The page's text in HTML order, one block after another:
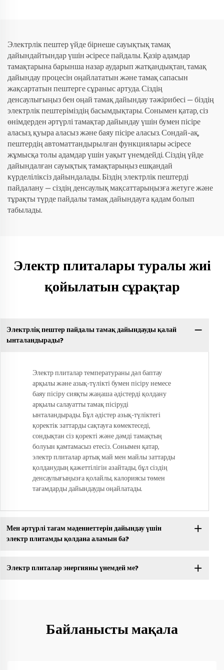
Электрлік пештер үйде бірнеше сауықтық тамақ
дайындайтындар үшін әсіресе пайдалы. Қазір адамдар
тамақтарына барынша назар аударып жатқандықтан, тамақ
дайындау процесін оңайлататын және тамақ сапасын
жақсартатын пештерге сұраныс артуда. Сіздің
денсаулығыңыз бен оңай тамақ дайындау тәжірибесі — біздің
электрлік пештеріміздің басымдықтары. Сонымен қатар, сіз
өнімдерден әртүрлі тамақтар дайындау үшін бумен пісіре
аласыз, қуыра аласыз және баяу пісіре аласыз. Сондай-ақ,
пештердің автоматтандырылған функциялары әсіресе
жұмысқа толы адамдар үшін уақыт үнемдейді. Сіздің үйде
дайындалған сауықтық тамақтарыңыз ешқандай
күрделіліксіз дайындалады. Біздің электрлік пештерді
пайдалану — сіздің денсаулық мақсаттарыңызға жетуге және
тұрақты түрде пайдалы тамақ дайындауға қадам болып
табылады.
Электр плиталары туралы жиі
қойылатын сұрақтар
Электрліқ пештер пайдалы тамақ дайындауды қалай
ынталандырады?
Электр плиталар температураны дәл баптау
арқылы және азық-түлікті бумен пісіру немесе
баяу пісіру сияқты жаңаша әдістерді қолдану
арқылы салауатты тамақ пісіруді
ынталандырады. Бұл әдістер азық-түліктегі
қоректік заттарды сақтауға көмектеседі,
сондықтан сіз қоректі және дәмді тамақтың
болуын қамтамасыз етесіз. Сонымен қатар,
электр плиталар артық май мен майлы заттарды
қолданудың қажеттілігін азайтады, бұл сіздің
денсаулығыңызға қолайлы, калориясы төмен
тағамдарды дайындауды оңайлатады.
Мен әртүрлі тағам мәдениеттерін дайындау үшін
электр плитамды қолдана аламын ба?
Электр плиталар энергияны үнемдей ме?
Байланысты мақала